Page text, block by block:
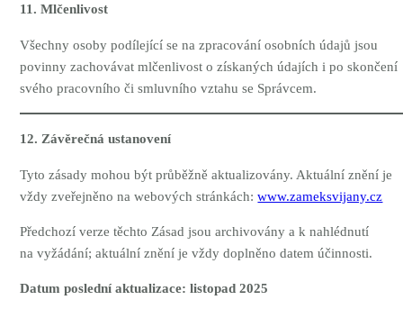
11. Mlčenlivost
Všechny osoby podílející se na zpracování osobních údajů jsou
povinny zachovávat mlčenlivost o získaných údajích i po skončení
svého pracovního či smluvního vztahu se Správcem.
12. Závěrečná ustanovení
Tyto zásady mohou být průběžně aktualizovány. Aktuální znění je
vždy zveřejněno na webových stránkách:www.zameksvijany.cz
Předchozí verze těchto Zásad jsou archivovány a k nahlédnutí
na vyžádání; aktuální znění je vždy doplněno datem účinnosti.
Datum poslední aktualizace: listopad 2025